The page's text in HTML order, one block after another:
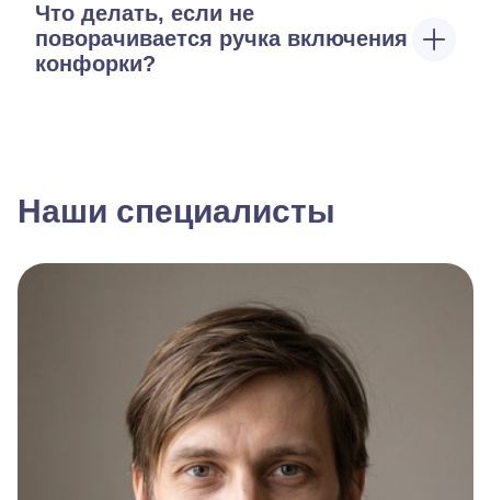
Что делать, если не
поворачивается ручка включения
конфорки?
Наши специалисты